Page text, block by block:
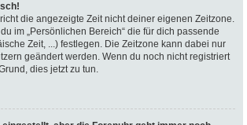
die angezeigte Zeit nicht deiner eigenen Zeitzone.
im „Persönlichen Bereich“ die für dich passende
Zeit, ...) festlegen. Die Zeitzone kann dabei nur
geändert werden. Wenn du noch nicht registriert
dies jetzt zu tun.